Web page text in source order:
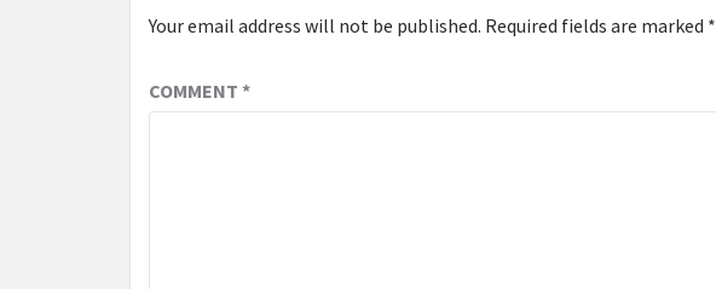
Your email address will not be published. Required fields are marked *
COMMENT *